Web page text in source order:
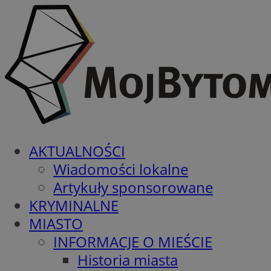
AKTUALNOŚCI
Wiadomości lokalne
Artykuły sponsorowane
KRYMINALNE
MIASTO
INFORMACJE O MIEŚCIE
Historia miasta